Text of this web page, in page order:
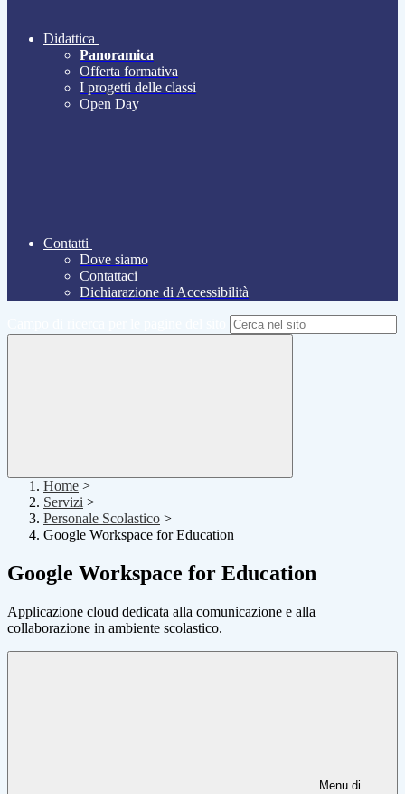
Didattica
Panoramica
Offerta formativa
I progetti delle classi
Open Day
Contatti
Dove siamo
Contattaci
Dichiarazione di Accessibilità
Home >
Servizi >
Personale Scolastico >
Google Workspace for Education
Google Workspace for Education
Applicazione cloud dedicata alla comunicazione e alla
collaborazione in ambiente scolastico.
Menu di